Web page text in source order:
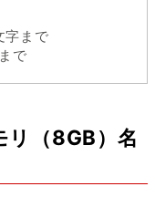
字まで
で
リ（8GB）名